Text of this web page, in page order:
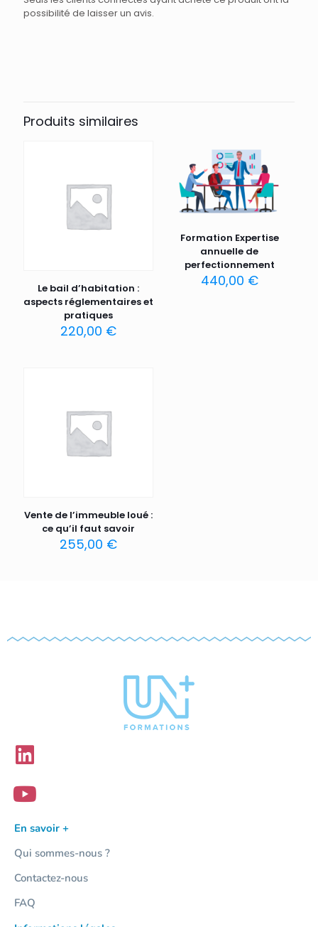
possibilité de laisser un avis.
Produits similaires
Le bail d’habitation :
aspects réglementaires et
pratiques
220,00 €
Formation Expertise
annuelle de
perfectionnement
440,00 €
Vente de l’immeuble loué :
ce qu’il faut savoir
255,00 €
En savoir +
Qui sommes-nous ?
Contactez-nous
FAQ